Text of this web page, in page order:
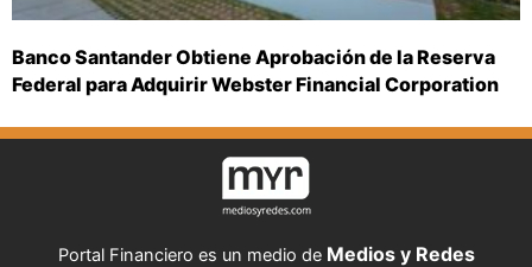
Banco Santander Obtiene Aprobación de la Reserva
Federal para Adquirir Webster Financial Corporation
Portal Financiero es un medio de Medios y Redes